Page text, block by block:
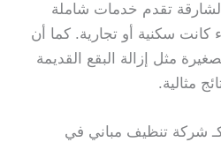
تقدم خدمات شاملة
كانت سكنية أو تجارية. كما أن
مثل إزالة البقع القديمة
مثالية.
شركة تنظيف مباني في